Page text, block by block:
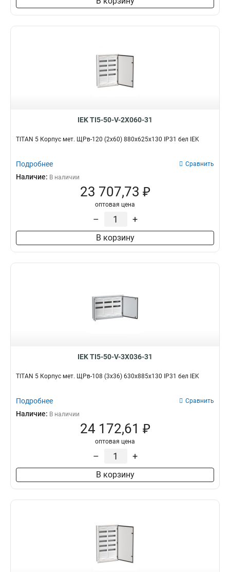
IEK TI5-50-V-2X060-31
TITAN 5 Корпус мет. ЩРв-120 (2х60) 880х625х130 IP31 бел IEK
Подробнее Сравнить
Наличие: В наличии
23 707,73 ₽
оптовая цена
– +
В корзину
IEK TI5-50-V-3X036-31
TITAN 5 Корпус мет. ЩРв-108 (3х36) 630х885х130 IP31 бел IEK
Подробнее Сравнить
Наличие: В наличии
24 172,61 ₽
оптовая цена
– +
В корзину